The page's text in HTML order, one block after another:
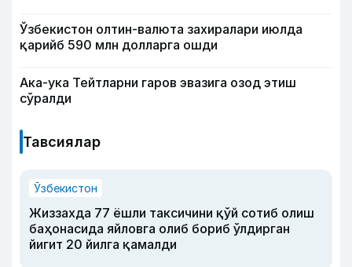
Ўзбекистон олтин-валюта захиралари июлда
қарийб 590 млн долларга ошди
Ака-ука Тейтларни гаров эвазига озод этиш
сўралди
Тавсиялар
Ўзбекистон
Жиззахда 77 ёшли таксичини қўй сотиб олиш
баҳонасида яйловга олиб бориб ўлдирган
йигит 20 йилга қамалди